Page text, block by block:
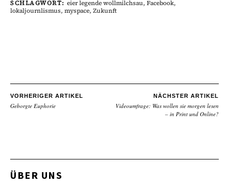
SCHLAGWORT: eier legende wollmilchsau, Facebook,
lokaljournlismus, myspace, Zukunft
VORHERIGER ARTIKEL
Geborgte Euphorie
NÄCHSTER ARTIKEL
Videoumfrage: Was wollen sie morgen lesen
– in Print und Online?
ÜBER UNS